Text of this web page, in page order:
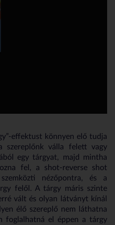
effektust könnyen elő tudja
szereplőnk válla felett vagy
egy tárgyat, majd mintha
fel, a shot-reverse shot
nézőpontra, és a
felől. A tárgy máris szinte
vált és olyan látványt kínál
élő szereplő nem láthatna
foglalhatná el éppen a tárgy